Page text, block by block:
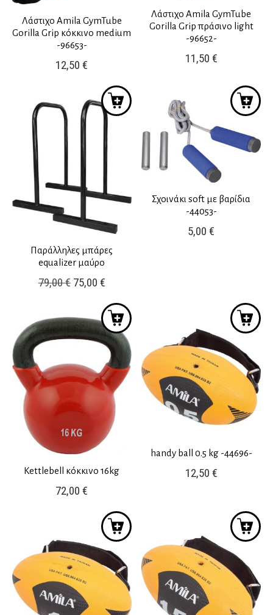
Λάστιχο Amila GymTube
Gorilla Grip κόκκινο medium
-96653-
12,50€
Λάστιχο Amila GymTube
Gorilla Grip πράσινο light
-96652-
11,50 €
Παράλληλες μπάρες
equalizer μαύρο
79,00€ Original
was:
79,00 €.
75,00 €Current
is:
75,00 €.
Σχοινάκι soft με βαρίδια
-44053-
5,00€
Kettlebell κόκκινο 16kg
72,00€
handy ball 0.5 kg -44696-
12,50 €